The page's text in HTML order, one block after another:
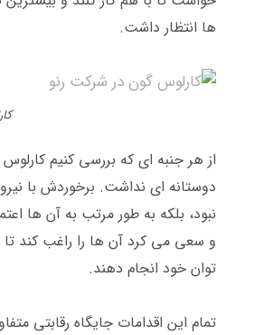
ها انتظار داشت.
از هر جنبه ای که بررسی کنیم کارلوس
دوستانه ای نداشت. برخوردش با
نبود، بلکه به طور مرتب به آن ها
و سعی می کرد آن ها را راغب کند تا
توان خود انجام دهند.
تمام این اقدامات جایگاه رقابتی